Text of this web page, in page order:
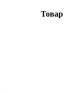
Товар